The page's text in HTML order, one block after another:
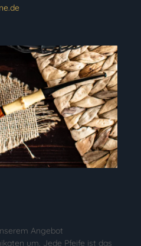
Angebot
um. Jede Pfeife ist das